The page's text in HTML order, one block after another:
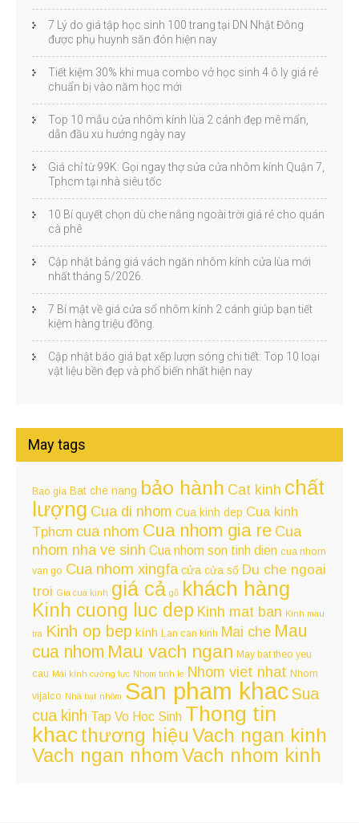
7 Lý do giá tập học sinh 100 trang tại DN Nhật Đông
được phụ huynh săn đón hiện nay
Tiết kiệm 30% khi mua combo vở học sinh 4 ô ly giá rẻ
chuẩn bị vào năm học mới
Top 10 mẫu cửa nhôm kính lùa 2 cánh đẹp mê mẩn,
dẫn đầu xu hướng ngày nay
Giá chỉ từ 99K: Gọi ngay thợ sửa cửa nhôm kính Quận 7,
Tphcm tại nhà siêu tốc
10 Bí quyết chọn dù che nắng ngoài trời giá rẻ cho quán
cà phê
Cập nhật bảng giá vách ngăn nhôm kính cửa lùa mới
nhất tháng 5/2026.
7 Bí mật về giá cửa sổ nhôm kính 2 cánh giúp bạn tiết
kiệm hàng triệu đồng.
Cập nhật báo giá bạt xếp lượn sóng chi tiết: Top 10 loại
vật liệu bền đẹp và phổ biến nhất hiện nay
May tags
Bao gia Bat che nang bảo hành Cat kinh chất
lượng Cua di nhom Cua kinh dep Cua kinh
Tphcm cua nhom Cua nhom gia re Cua
nhom nha ve sinh Cua nhom son tinh dien cua nhom
van go Cua nhom xingfa cửa cửa sổ Du che ngoai
troi Gia cua kinh giá cả gỗ khách hàng
Kinh cuong luc dep Kinh mat ban Kinh mau
tra Kinh op bep kính Lan can kinh Mai che Mau
cua nhom Mau vach ngan May bat theo yeu
cau Mái kính cường lực Nhom tinh le Nhom viet nhat Nhom
vijalco Nhà bạt nhôm San pham khacSua
cua kinh Tap Vo Hoc Sinh Thong tin
khacthương hiệu Vach ngan kinh
Vach ngan nhomVach nhom kinh